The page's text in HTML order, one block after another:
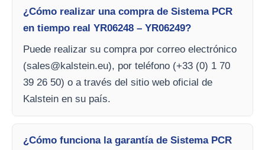
¿Cómo realizar una compra de Sistema PCR
en tiempo real YR06248 – YR06249?
Puede realizar su compra por correo electrónico
(sales@kalstein.eu), por teléfono (+33 (0) 1 70
39 26 50) o a través del sitio web oficial de
Kalstein en su país.
¿Cómo funciona la garantía de Sistema PCR